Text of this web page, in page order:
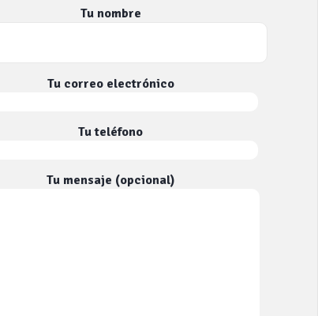
Tu nombre
Tu correo electrónico
Tu teléfono
Tu mensaje (opcional)